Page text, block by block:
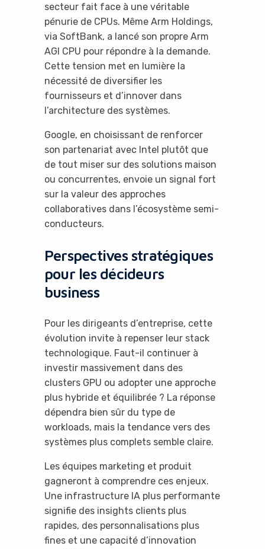
secteur fait face à une véritable
pénurie de CPUs. Même Arm Holdings,
via SoftBank, a lancé son propre Arm
AGI CPU pour répondre à la demande.
Cette tension met en lumière la
nécessité de diversifier les
fournisseurs et d’innover dans
l’architecture des systèmes.
Google, en choisissant de renforcer
son partenariat avec Intel plutôt que
de tout miser sur des solutions maison
ou concurrentes, envoie un signal fort
sur la valeur des approches
collaboratives dans l’écosystème semi-
conducteurs.
Perspectives stratégiques
pour les décideurs
business
Pour les dirigeants d’entreprise, cette
évolution invite à repenser leur stack
technologique. Faut-il continuer à
investir massivement dans des
clusters GPU ou adopter une approche
plus hybride et équilibrée ? La réponse
dépendra bien sûr du type de
workloads, mais la tendance vers des
systèmes plus complets semble claire.
Les équipes marketing et produit
gagneront à comprendre ces enjeux.
Une infrastructure IA plus performante
signifie des insights clients plus
rapides, des personnalisations plus
fines et une capacité d’innovation